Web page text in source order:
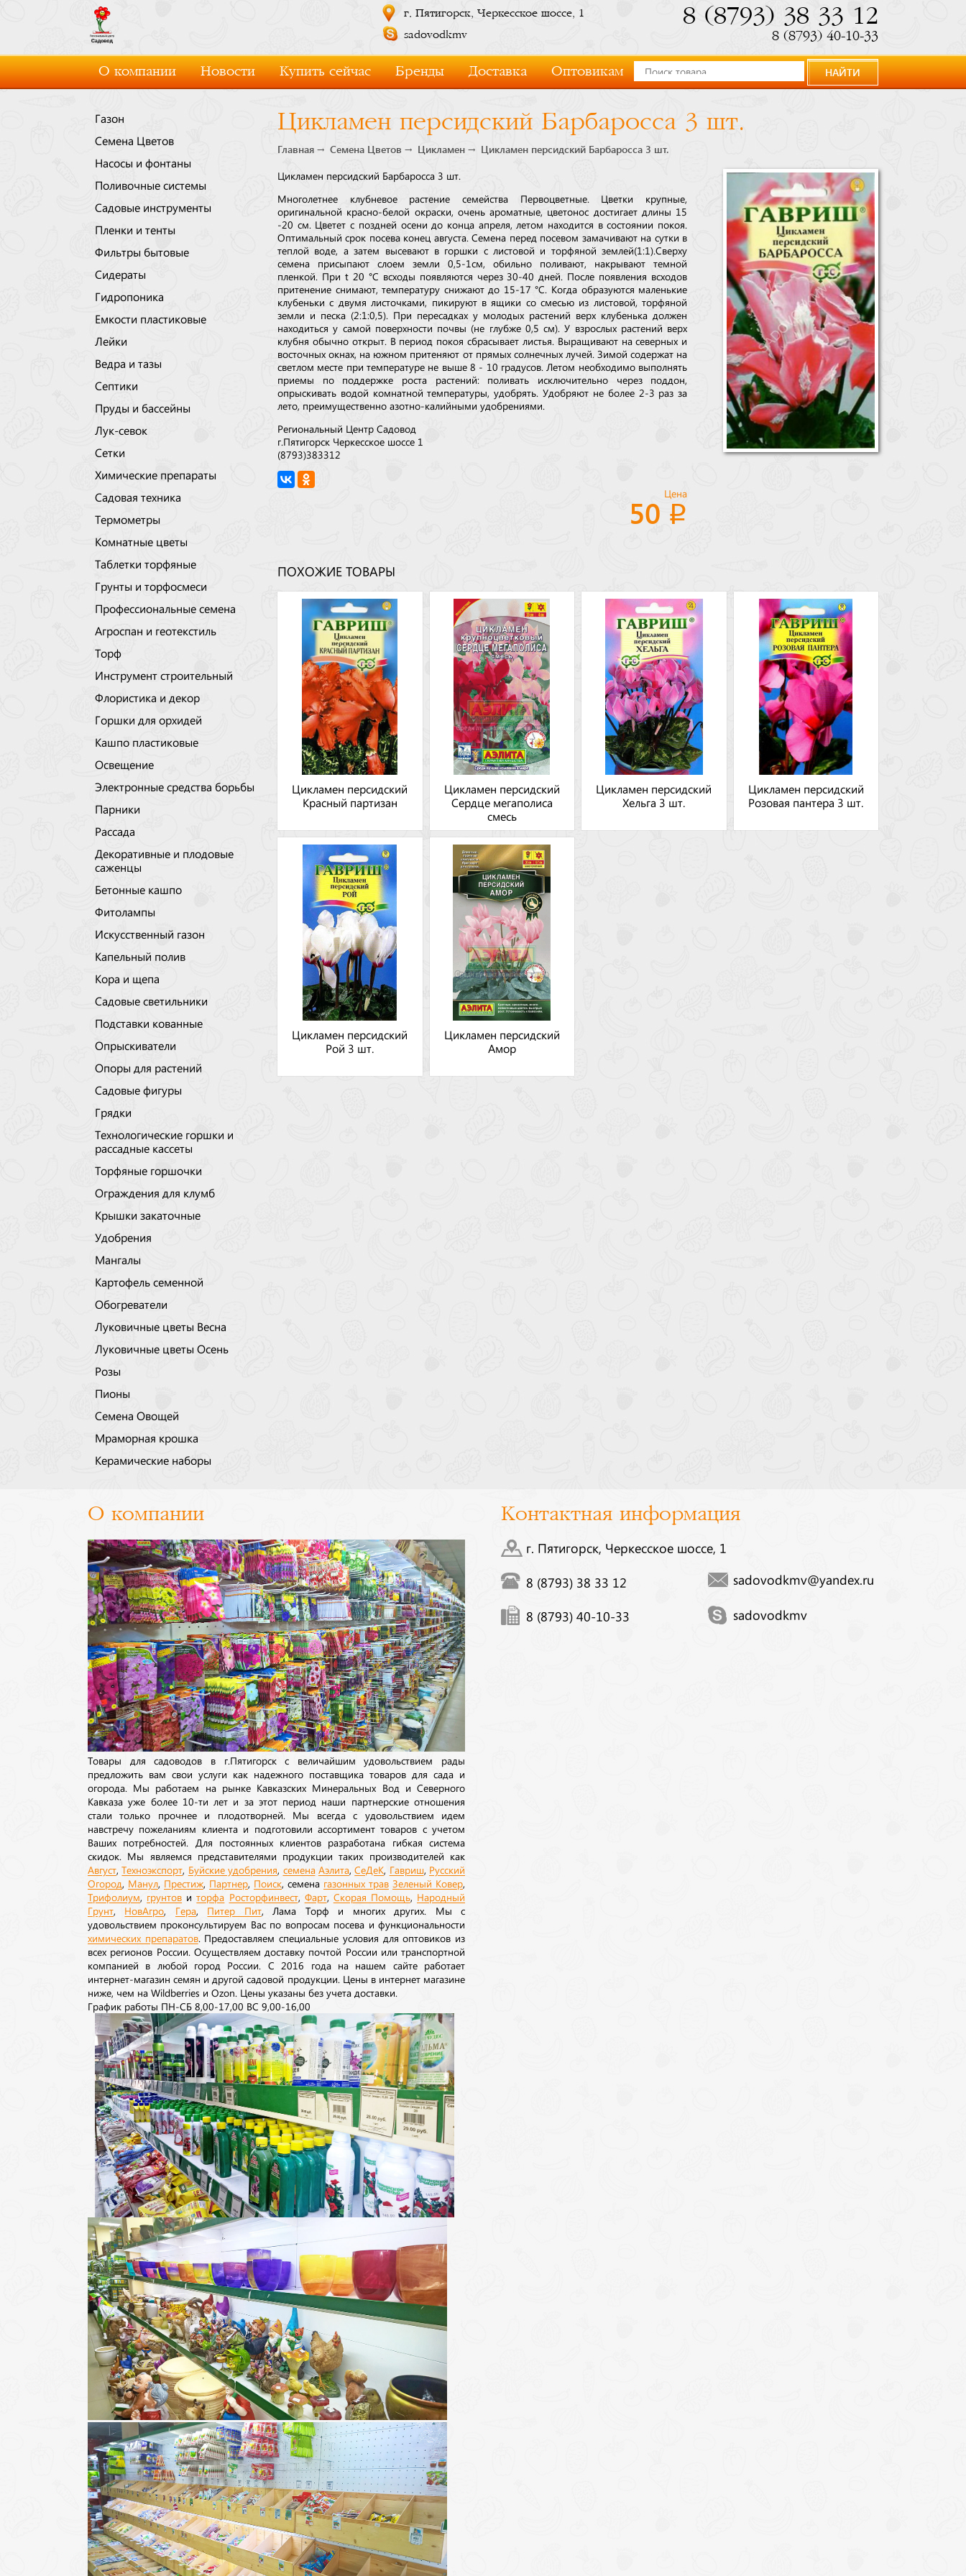
г. Пятигорск, Черкесское шоссе, 1
sadovodkmv
8 (8793) 38 33 12
8 (8793) 40-10-33
О компании Новости Купить сейчас Бренды Доставка Оптовикам НАЙТИ
Газон
Семена Цветов
Насосы и фонтаны
Поливочные системы
Садовые инструменты
Пленки и тенты
Фильтры бытовые
Сидераты
Гидропоника
Емкости пластиковые
Лейки
Ведра и тазы
Септики
Пруды и бассейны
Лук-севок
Сетки
Химические препараты
Садовая техника
Термометры
Комнатные цветы
Таблетки торфяные
Грунты и торфосмеси
Профессиональные семена
Агроспан и геотекстиль
Торф
Инструмент строительный
Флористика и декор
Горшки для орхидей
Кашпо пластиковые
Освещение
Электронные средства борьбы
Парники
Рассада
Декоративные и плодовые
саженцы
Бетонные кашпо
Фитолампы
Искусственный газон
Капельный полив
Кора и щепа
Садовые светильники
Подставки кованные
Опрыскиватели
Опоры для растений
Садовые фигуры
Грядки
Технологические горшки и
рассадные кассеты
Торфяные горшочки
Ограждения для клумб
Крышки закаточные
Удобрения
Мангалы
Картофель семенной
Обогреватели
Луковичные цветы Весна
Луковичные цветы Осень
Розы
Пионы
Семена Овощей
Мраморная крошка
Керамические наборы
Цикламен персидский Барбаросса 3 шт.
Главная Семена Цветов Цикламен Цикламен персидский Барбаросса 3 шт.
Цикламен персидский Барбаросса 3 шт.
Многолетнее клубневое растение семейства Первоцветные. Цветки крупные,
оригинальной красно-белой окраски, очень ароматные, цветонос достигает длины 15
-20 см. Цветет с поздней осени до конца апреля, летом находится в состоянии покоя.
Оптимальный срок посева конец августа. Семена перед посевом замачивают на сутки в
теплой воде, а затем высевают в горшки с листовой и торфяной землей(1:1).Сверху
семена присыпают слоем земли 0,5-1см, обильно поливают, накрывают темной
пленкой. При t 20 °C всходы появляются через 30-40 дней. После появления всходов
притенение снимают, температуру снижают до 15-17 °C. Когда образуются маленькие
клубеньки с двумя листочками, пикируют в ящики со смесью из листовой, торфяной
земли и песка (2:1:0,5). При пересадках у молодых растений верх клубенька должен
находиться у самой поверхности почвы (не глубже 0,5 см). У взрослых растений верх
клубня обычно открыт. В период покоя сбрасывает листья. Выращивают на северных и
восточных окнах, на южном притеняют от прямых солнечных лучей. Зимой содержат на
светлом месте при температуре не выше 8 - 10 градусов. Летом необходимо выполнять
приемы по поддержке роста растений: поливать исключительно через поддон,
опрыскивать водой комнатной температуры, удобрять. Удобряют не более 2-3 раз за
лето, преимущественно азотно-калийными удобрениями.
Региональный Центр Садовод
г.Пятигорск Черкесское шоссе 1
(8793)383312
Цена
50
ПОХОЖИЕ ТОВАРЫ
Цикламен персидский
Красный партизан
Цикламен персидский
Сердце мегаполиса
смесь
Цикламен персидский
Хельга 3 шт.
Цикламен персидский
Розовая пантера 3 шт.
Цикламен персидский
Рой 3 шт.
Цикламен персидский
Амор
О компании
Товары для садоводов в г.Пятигорск с величайшим удовольствием рады
предложить вам свои услуги как надежного поставщика товаров для сада и
огорода. Мы работаем на рынке Кавказских Минеральных Вод и Северного
Кавказа уже более 10-ти лет и за этот период наши партнерские отношения
стали только прочнее и плодотворней. Мы всегда с удовольствием идем
навстречу пожеланиям клиента и подготовили ассортимент товаров с учетом
Ваших потребностей. Для постоянных клиентов разработана гибкая система
скидок. Мы являемся представителями продукции таких производителей как
Август ,Техноэкспорт Буйские удобрения семена Аэлита,СеДеК Гавриш Русский
Огород Манул Престиж Партнер Поиск , семена газонных трав Зеленый Ковер
Трифолиум грунтов иторфа Росторфинвест, Фарт, Скорая Помощь Народный
Грунт НовАгро Гера, Питер Пит, Лама Торф и многих других. Мы с
удовольствием проконсультируем Вас по вопросам посева и функциональности
химических препаратов. Предоставляем специальные условия для оптовиков из
всех регионов России. Осуществляем доставку почтой России или транспортной
компанией в любой город России. С 2016 года на нашем сайте работает
интернет-магазин семян и другой садовой продукции. Цены в интернет магазине
ниже, чем на Wildberries и Ozon. Цены указаны без учета доставки.
График работы ПН-СБ 8,00-17,00 ВС 9,00-16,00
Контактная информация
г. Пятигорск, Черкесское шоссе, 1
8 (8793) 38 33 12
8 (8793) 40-10-33
sadovodkmv@yandex.ru
sadovodkmv